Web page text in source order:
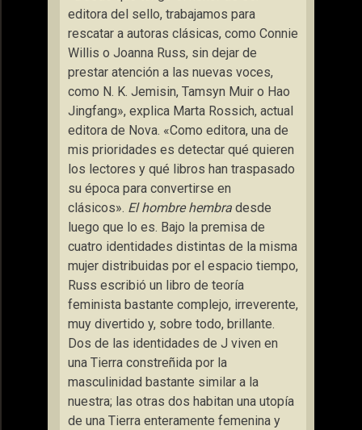
editora del sello, trabajamos para
rescatar a autoras clásicas, como Connie
Willis o Joanna Russ, sin dejar de
prestar atención a las nuevas voces,
como N. K. Jemisin, Tamsyn Muir o Hao
Jingfang», explica Marta Rossich, actual
editora de Nova. «Como editora, una de
mis prioridades es detectar qué quieren
los lectores y qué libros han traspasado
su época para convertirse en
clásicos». El hombre hembra desde
luego que lo es. Bajo la premisa de
cuatro identidades distintas de la misma
mujer distribuidas por el espacio tiempo,
Russ escribió un libro de teoría
feminista bastante complejo, irreverente,
muy divertido y, sobre todo, brillante.
Dos de las identidades de J viven en
una Tierra constreñida por la
masculinidad bastante similar a la
nuestra; las otras dos habitan una utopía
de una Tierra enteramente femenina y